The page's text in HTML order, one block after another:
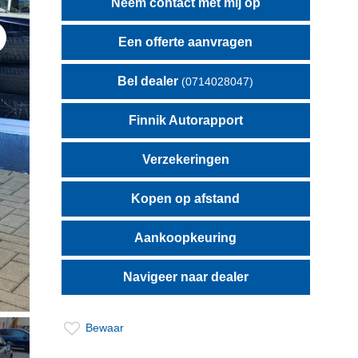
Neem contact met mij op
Een offerte aanvragen
Bel dealer(0714028047)
Finnik Autorapport
Verzekeringen
Kopen op afstand
Aankoopkeuring
Navigeer naar dealer
Bewaar